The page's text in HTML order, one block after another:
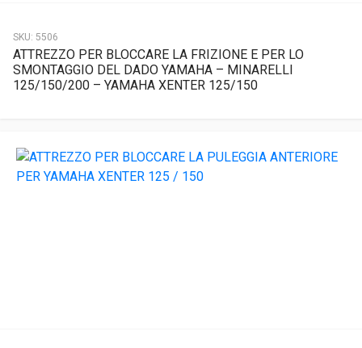
SKU: 5506
ATTREZZO PER BLOCCARE LA FRIZIONE E PER LO
SMONTAGGIO DEL DADO YAMAHA – MINARELLI
125/150/200 – YAMAHA XENTER 125/150